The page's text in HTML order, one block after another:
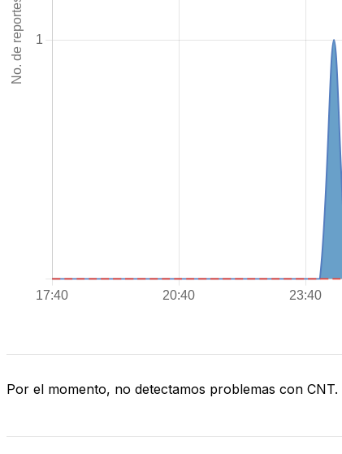
Por el momento, no detectamos problemas con CNT.